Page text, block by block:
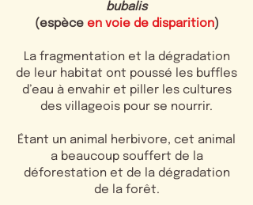
bubalis
(espèce en voie de disparition)
La fragmentation et la dégradation
de leur habitat ont poussé les buffles
d’eau à envahir et piller les cultures
des villageois pour se nourrir.
Étant un animal herbivore, cet animal
a beaucoup souffert de la
déforestation et de la dégradation
de la forêt.